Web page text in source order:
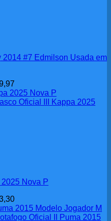
2014 #7 Edmilson Usada em
Nova P